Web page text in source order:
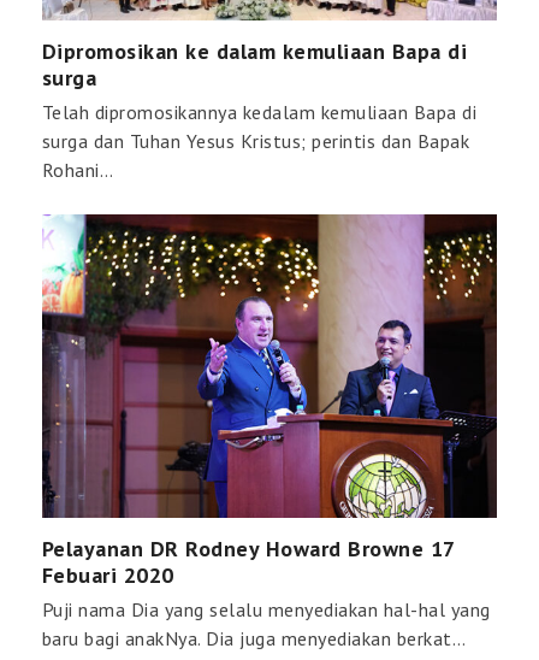
Dipromosikan ke dalam kemuliaan Bapa di
surga
Telah dipromosikannya kedalam kemuliaan Bapa di
surga dan Tuhan Yesus Kristus; perintis dan Bapak
Rohani…
Pelayanan DR Rodney Howard Browne 17
Febuari 2020
Puji nama Dia yang selalu menyediakan hal-hal yang
baru bagi anakNya. Dia juga menyediakan berkat…